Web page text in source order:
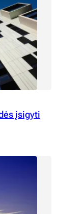
įsigyti